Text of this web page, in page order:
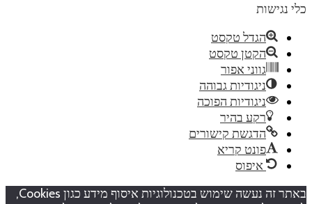
כלי נגישות
הגדל טקסט
הקטן טקסט
גווני אפור
ניגודיות גבוהה
ניגודיות הפוכה
רקע בהיר
הדגשת קישורים
פונט קריא
איפוס
באתר זה נעשה שימוש בטכנולוגיות איסוף מידע כגון Cookies,